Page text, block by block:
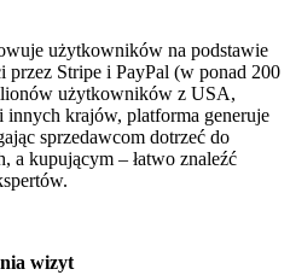
użytkowników na podstawie
przez Stripe i PayPal (w ponad 200
użytkowników z USA,
krajów, platforma generuje
sprzedawcom dotrzeć do
a kupującym – łatwo znaleźć
wizyt